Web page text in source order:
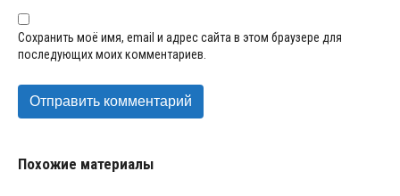
Сохранить моё имя, email и адрес сайта в этом браузере для
последующих моих комментариев.
Похожие материалы